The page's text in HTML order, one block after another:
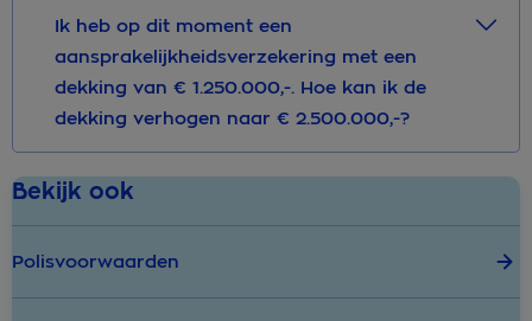
Ik heb op dit moment een
aansprakelijkheidsverzekering met een
dekking van € 1.250.000,-. Hoe kan ik de
dekking verhogen naar € 2.500.000,-?
Bekijk ook
Polisvoorwaarden